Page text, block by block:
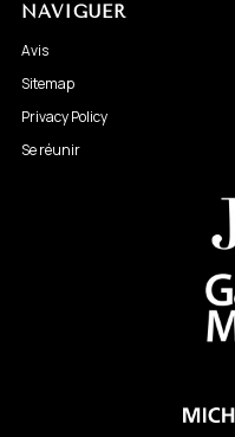
NAVIGUER
Avis
Sitemap
Privacy Policy
Se réunir